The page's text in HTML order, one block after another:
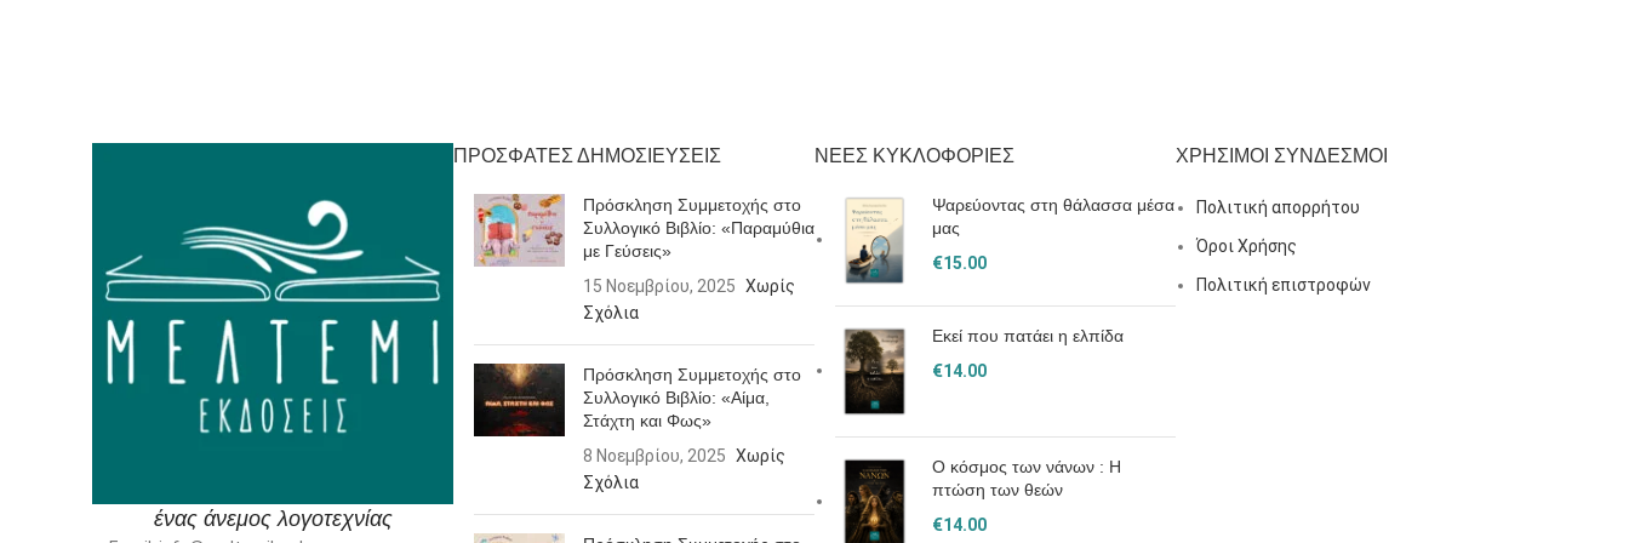
ένας άνεμος λογοτεχνίας
ΠΡΟΣΦΑΤΕΣ ΔΗΜΟΣΙΕΥΣΕΙΣ
Πρόσκληση Συμμετοχής στο
Συλλογικό Βιβλίο: «Παραμύθια
με Γεύσεις»
15 Νοεμβρίου, 2025 Χωρίς
Σχόλια
Πρόσκληση Συμμετοχής στο
Συλλογικό Βιβλίο: «Αίμα,
Στάχτη και Φως»
8 Νοεμβρίου, 2025 Χωρίς
Σχόλια
ΝΕΕΣ ΚΥΚΛΟΦΟΡΙΕΣ
Ψαρεύοντας στη θάλασσα μέσα
μας
€15.00
Εκεί που πατάει η ελπίδα
€14.00
Ο κόσμος των νάνων : Η
πτώση των θεών
€14.00
ΧΡΗΣΙΜΟΙ ΣΥΝΔΕΣΜΟΙ
Πολιτική απορρήτου
Όροι Χρήσης
Πολιτική επιστροφών